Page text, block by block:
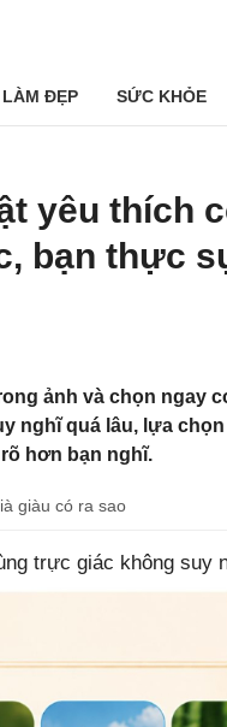
LÀM ĐẸP SỨC KHỎE
yêu thích
bạn thực
ảnh và chọn ngay
nghĩ quá lâu, lựa
hơn bạn nghĩ.
giàu có ra sao
trực giác không suy